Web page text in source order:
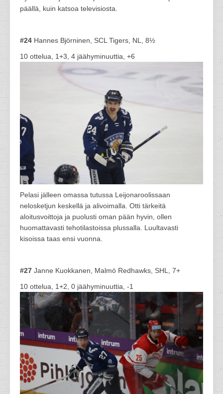
päällä, kuin katsoa televisiosta.
#24 Hannes Björninen, SCL Tigers, NL, 8½
10 ottelua, 1+3, 4 jäähyminuuttia, +6
Pelasi jälleen omassa tutussa Leijonaroolissaan
nelosketjun keskellä ja alivoimalla. Otti tärkeitä
aloitusvoittoja ja puolusti oman pään hyvin, ollen
huomattavasti tehotilastoissa plussalla. Luultavasti
kisoissa taas ensi vuonna.
#27 Janne Kuokkanen, Malmö Redhawks, SHL, 7+
10 ottelua, 1+2, 0 jäähyminuuttia, -1